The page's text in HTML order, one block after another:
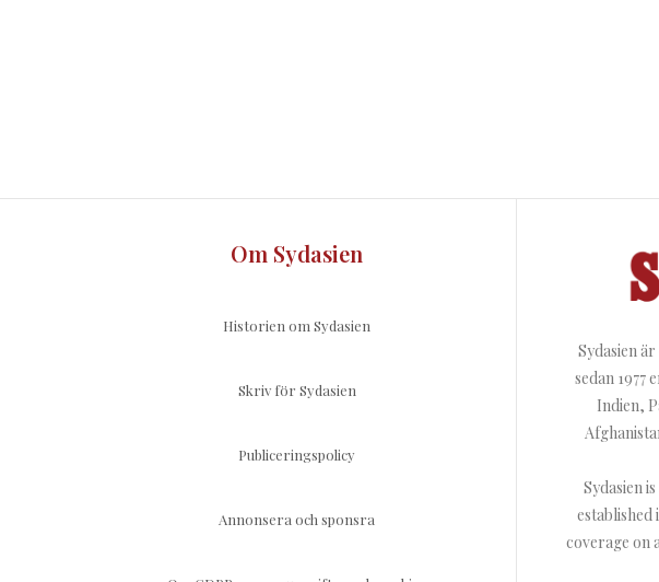
Om Sydasien
Historien om Sydasien
Skriv för Sydasien
Publiceringspolicy
Annonsera och sponsra
Sydasien
sedan
Indien,
Sydasien
established
coverage on